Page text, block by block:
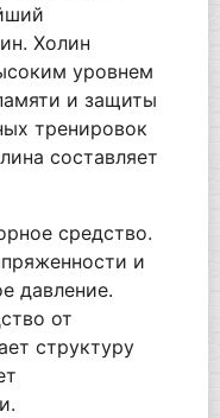
Холин
уровнем
и защиты
тренировок
составляет
средство.
и
давление.
от
структуру